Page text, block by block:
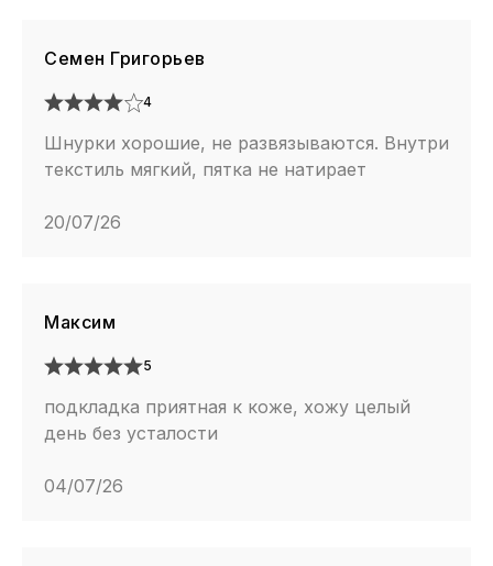
Семен Григорьев
4
Шнурки хорошие, не развязываются. Внутри
текстиль мягкий, пятка не натирает
20/07/26
Максим
5
подкладка приятная к коже, хожу целый
день без усталости
04/07/26